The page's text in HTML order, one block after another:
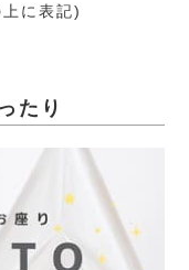
に表記)
たり